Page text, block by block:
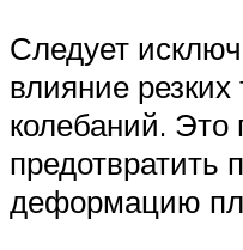
Следует
влияние
колебаний. Это
предотвратить
деформацию